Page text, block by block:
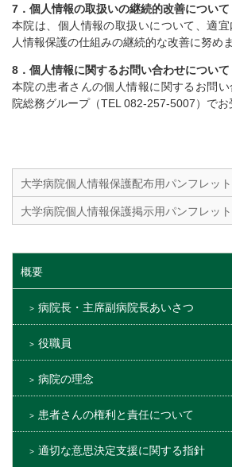
7．個人情報の取扱いの継続的改善について
本院は、個人情報の取扱いについて、適
人情報保護の仕組みの継続的な改善に努めま
8．個人情報に関するお問い合わせについて
本院の患者さんの個人情報に関するお問
院総務グループ（TEL 082-257-5007）でお
大学病院個人情報保護配布用パンフレット
大学病院個人情報保護掲示用パンフレット
概要
病院長・主席副病院長あいさつ
役職員
病院の理念
患者さんの権利と責任について
適切な意思決定支援に関する指針